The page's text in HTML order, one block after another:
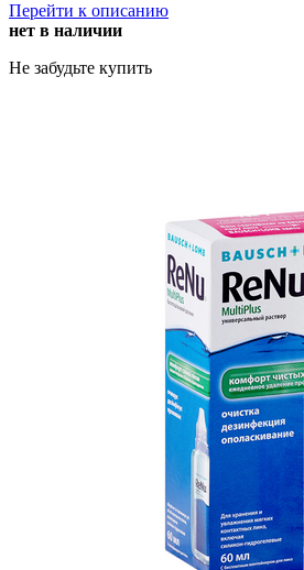
Перейти к описанию
нет в наличии
Не забудьте купить